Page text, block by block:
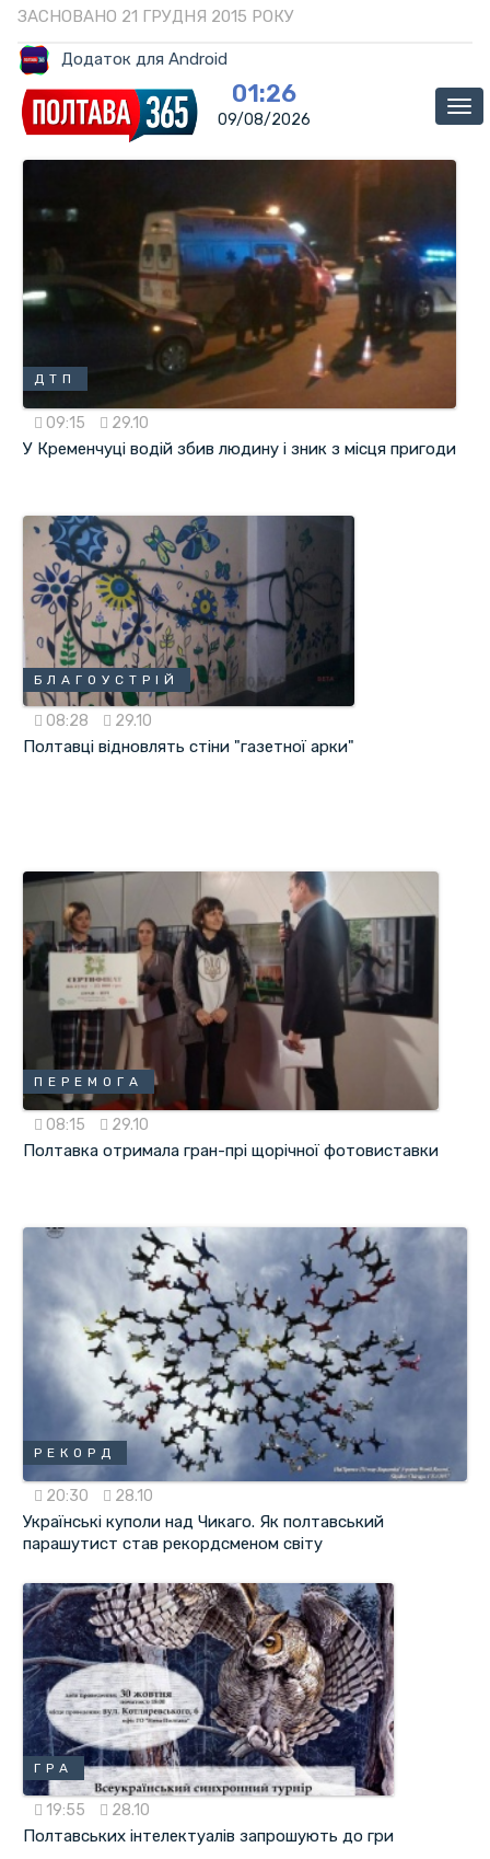
ЗАСНОВАНО 21 ГРУДНЯ 2015 РОКУ
Додаток для Android
01:26
09/08/2026
ДТП
09:15 29.10
У Кременчуці водій збив людину і зник з місця пригоди
БЛАГОУСТРІЙ
08:28 29.10
Полтавці відновлять стіни "газетної арки"
ПЕРЕМОГА
08:15 29.10
Полтавка отримала гран-прі щорічної фотовиставки
РЕКОРД
20:30 28.10
Українські куполи над Чикаго. Як полтавський
парашутист став рекордсменом світу
ГРА
19:55 28.10
Полтавських інтелектуалів запрошують до гри